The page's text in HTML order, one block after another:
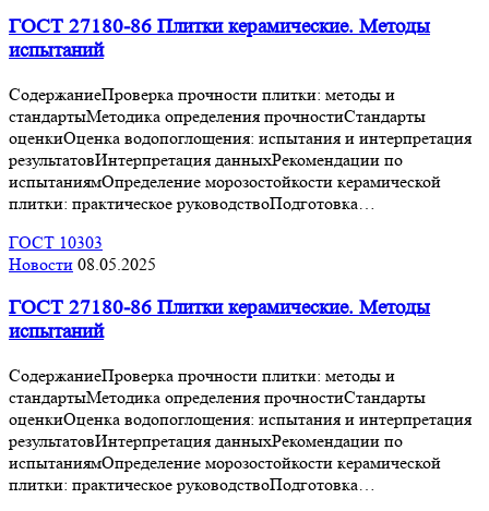
ГОСТ 27180-86 Плитки керамические. Методы
испытаний
СодержаниеПроверка прочности плитки: методы и
стандартыМетодика определения прочностиСтандарты
оценкиОценка водопоглощения: испытания и интерпретация
результатовИнтерпретация данныхРекомендации по
испытаниямОпределение морозостойкости керамической
плитки: практическое руководствоПодготовка…
ГОСТ 10303
Новости 08.05.2025
ГОСТ 27180-86 Плитки керамические. Методы
испытаний
СодержаниеПроверка прочности плитки: методы и
стандартыМетодика определения прочностиСтандарты
оценкиОценка водопоглощения: испытания и интерпретация
результатовИнтерпретация данныхРекомендации по
испытаниямОпределение морозостойкости керамической
плитки: практическое руководствоПодготовка…